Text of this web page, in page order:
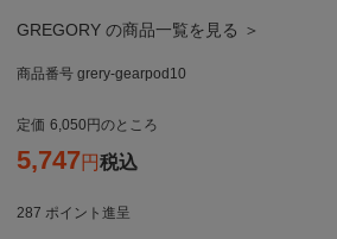
GREGORY の商品一覧を見る ＞
商品番号 grery-gearpod10
定価 6,050 のところ
5,747 税込
287 ポイント進呈